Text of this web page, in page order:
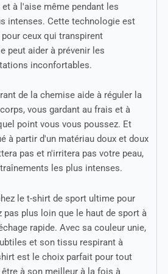
à l'aise même pendant les
intenses. Cette technologie est
ceux qui transpirent
peut aider à prévenir les
inconfortables.
de la chemise aide à réguler la
vous gardant au frais et à
point vous vous poussez. Et
à partir d'un matériau doux et doux
pas et n'irritera pas votre peau,
les plus intenses.
le t-shirt de sport ultime pour
pas plus loin que le haut de sport à
rapide. Avec sa couleur unie,
et son tissu respirant à
est le choix parfait pour tout
à son meilleur à la fois à